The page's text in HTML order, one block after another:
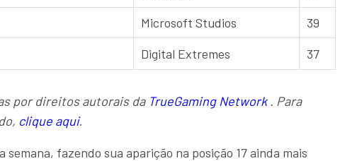
Microsoft Studios
39
Digital Extremes 37
por direitos autorais da TrueGaming Network. Para
clique aqui.
semana, fazendo sua aparição na posição 17 ainda mais